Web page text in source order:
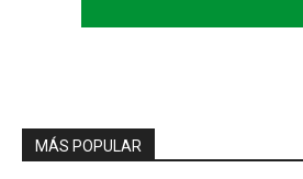
MÁS POPULAR